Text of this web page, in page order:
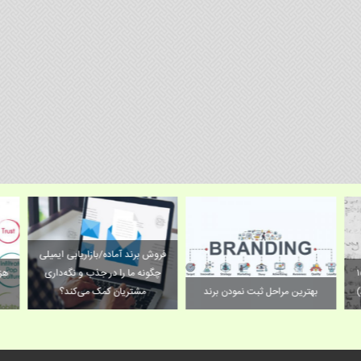
فروش برند آماده/بازاریابی ایمیلی
چگونه ما را در جذب و نگه‌داری
مشتریان کمک می‌کند؟
بهترین مراحل ثبت نمودن برند
تسریع